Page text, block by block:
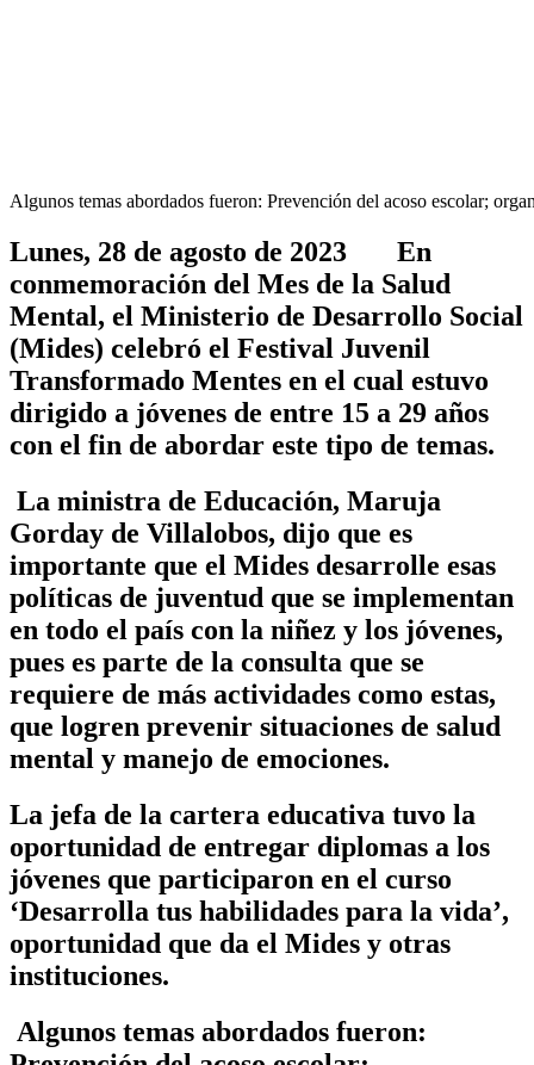
Algunos temas abordados fueron: Prevención del acoso escolar;
Lunes, 28 de agosto de 2023 En
conmemoración del Mes de la Salud
Mental, el Ministerio de Desarrollo Social
(Mides) celebró el Festival Juvenil
Transformado Mentes en el cual estuvo
dirigido a jóvenes de entre 15 a 29 años
con el fin de abordar este tipo de temas.
La ministra de Educación, Maruja
Gorday de Villalobos, dijo que es
importante que el Mides desarrolle esas
políticas de juventud que se implementan
en todo el país con la niñez y los jóvenes,
pues es parte de la consulta que se
requiere de más actividades como estas,
que logren prevenir situaciones de salud
mental y manejo de emociones.
La jefa de la cartera educativa tuvo la
oportunidad de entregar diplomas a los
jóvenes que participaron en el curso
‘Desarrolla tus habilidades para la vida’,
oportunidad que da el Mides y otras
instituciones.
Algunos temas abordados fueron: